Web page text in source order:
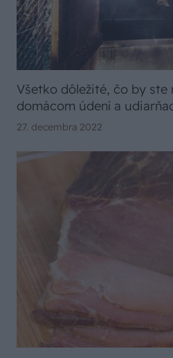
Všetko dôležité, čo by ste
domácom údení a
27. decembra 2022